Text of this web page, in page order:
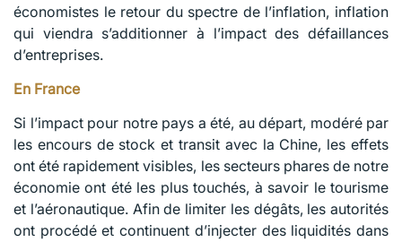
économistes le retour du spectre de l’inflation, inflation
qui viendra s’additionner à l’impact des défaillances
d’entreprises.
En France
Si l’impact pour notre pays a été, au départ, modéré par
les encours de stock et transit avec la Chine, les effets
ont été rapidement visibles, les secteurs phares de notre
économie ont été les plus touchés, à savoir le tourisme
et l’aéronautique. Afin de limiter les dégâts, les autorités
ont procédé et continuent d’injecter des liquidités dans